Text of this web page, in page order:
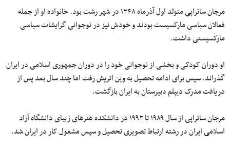
مرجان ساتراپی متولد اول آذرماه ۱۳۴۸ در شهر رشت بود. خانواده او از جمله
فعالان سیاسی مارکسیست بودند و خودش نیز در نوجوانی گرایشات سیاسی
مارکسیستی داشت.
او دوران کودکی و بخشی از نوجوانی خود را در دوران جمهوری اسلامی در ایران
گذراند. سپس برای ادامه تحصیل به وین اتریش رفت اما چند سال بعد پس از
دریافت مدرک دیپلم دبیرستان به ایران بازگشت.
مرجان ساتراپی از سال ۱۹۸۹ تا ۱۹۹۳ در دانشکده هنرهای زیبای دانشگاه آزاد
اسلامی ایران در رشته ارتباط تصویری تحصیل و سپس مشغول کار در ایران شد.